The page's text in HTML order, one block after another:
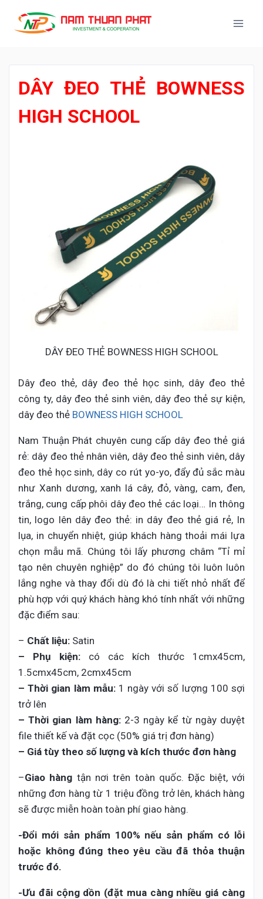
DÂY ĐEO THẺ BOWNESS
HIGH SCHOOL
DÂY ĐEO THẺ BOWNESS HIGH SCHOOL
Dây đeo thẻ, dây đeo thẻ học sinh, dây đeo thẻ
công ty, dây đeo thẻ sinh viên, dây đeo thẻ sự kiện,
dây đeo thẻ BOWNESS HIGH SCHOOL
Nam Thuận Phát chuyên cung cấp dây đeo thẻ giá
rẻ: dây đeo thẻ nhân viên, dây đeo thẻ sinh viên, dây
đeo thẻ học sinh, dây co rút yo-yo, đẩy đủ sắc màu
như Xanh dương, xanh lá cây, đỏ, vàng, cam, đen,
trắng, cung cấp phôi dây đeo thẻ các loại… In thông
tin, logo lên dây đeo thẻ: in dây đeo thẻ giá rẻ, In
lụa, in chuyển nhiệt, giúp khách hàng thoải mái lựa
chọn mẫu mã. Chúng tôi lấy phương châm “Tỉ mỉ
tạo nên chuyên nghiệp” do đó chúng tôi luôn luôn
lắng nghe và thay đổi dù đó là chi tiết nhỏ nhất để
phù hợp với quý khách hàng khó tính nhất với những
đặc điểm sau:
– Chất liệu: Satin
– Phụ kiện: có các kích thước 1cmx45cm,
1.5cmx45cm, 2cmx45cm
– Thời gian làm mẫu:1 ngày với số lượng 100 sợi
trở lên
– Thời gian làm hàng:2-3 ngày kể từ ngày duyệt
file thiết kế và đặt cọc (50% giá trị đơn hàng)
– Giá tùy theo số lượng và kích thước đơn hàng
–Giao hàng tận nơi trên toàn quốc. Đặc biệt, với
những đơn hàng từ 1 triệu đồng trở lên, khách hàng
sẽ được miễn hoàn toàn phí giao hàng.
-Đổi mới sản phẩm 100% nếu sản phẩm có lỗi
hoặc không đúng theo yêu cầu đã thỏa thuận
trước đó.
-Ưu đãi cộng dồn (đặt mua càng nhiều giá càng